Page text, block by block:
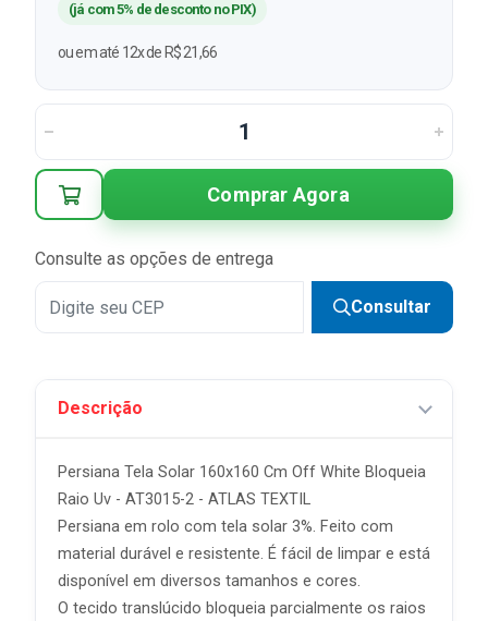
(já com 5% de desconto no PIX)
ou em até 12x de R$ 21,66
Comprar Agora
Consulte as opções de entrega
Consultar
Descrição
Persiana Tela Solar 160x160 Cm Off White Bloqueia
Raio Uv - AT3015-2 - ATLAS TEXTIL
Persiana em rolo com tela solar 3%. Feito com
material durável e resistente. É fácil de limpar e está
disponível em diversos tamanhos e cores.
O tecido translúcido bloqueia parcialmente os raios